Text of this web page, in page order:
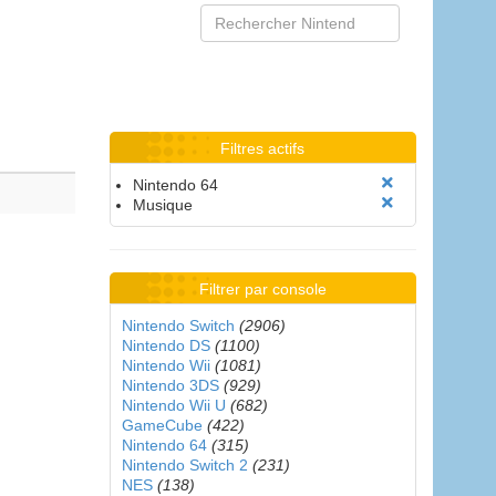
Filtres actifs
Nintendo 64
Musique
Filtrer par console
Nintendo Switch (2906)
Nintendo DS (1100)
Nintendo Wii (1081)
Nintendo 3DS (929)
Nintendo Wii U (682)
GameCube (422)
Nintendo 64 (315)
Nintendo Switch 2 (231)
NES (138)